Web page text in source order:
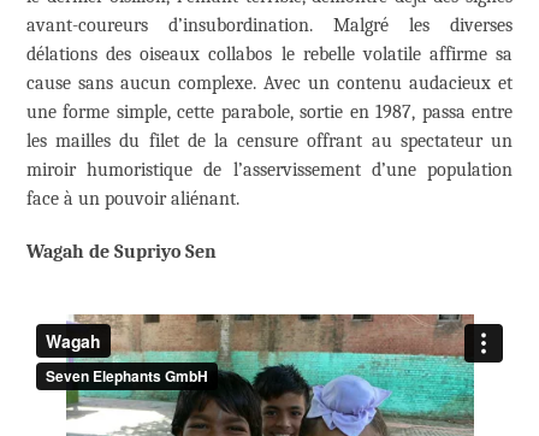
avant-coureurs d’insubordination. Malgré les diverses
délations des oiseaux collabos le rebelle volatile affirme sa
cause sans aucun complexe. Avec un contenu audacieux et
une forme simple, cette parabole, sortie en 1987, passa entre
les mailles du filet de la censure offrant au spectateur un
miroir humoristique de l’asservissement d’une population
face à un pouvoir aliénant.
Wagah de Supriyo Sen